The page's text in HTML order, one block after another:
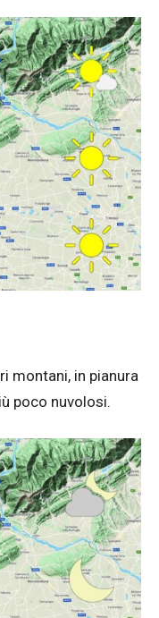
montani, in pianura
poco nuvolosi.